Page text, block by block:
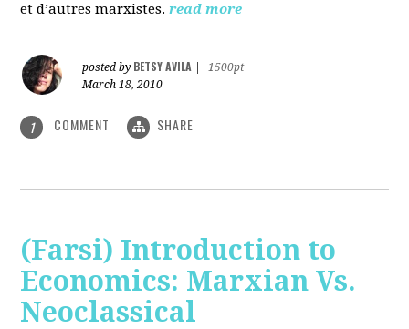
et d’autres marxistes. read more
posted by BETSY AVILA
1500pt
March 18, 2010
1 COMMENT SHARE
(Farsi) Introduction to
Economics: Marxian Vs.
Neoclassical